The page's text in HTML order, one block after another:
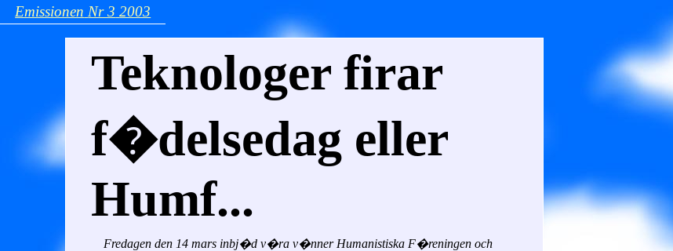
Emissionen Nr 3 2003
Teknologer firar
f�delsedag eller
Humf...
Fredagen den 14 mars inbj�d v�ra v�nner Humanistiska F�reningen och